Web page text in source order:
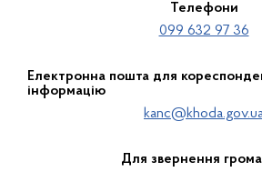
Телефони
099 632 97 36
Електронна пошта для
інформацію
Для звернення